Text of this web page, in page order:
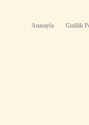
Anasayfa Gizlilik